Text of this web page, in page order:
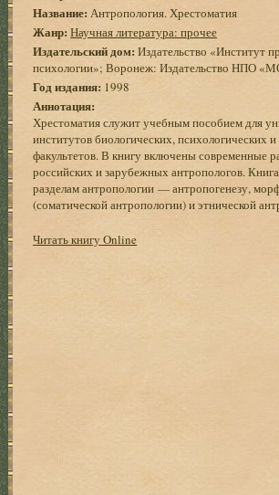
Название: Антропология. Хрестоматия
Жанр: Научная литература: прочее
Издательский дом: Издательство «Институт
психологии»; Воронеж: Издательство НПО
Год издания: 1998
Аннотация:
Хрестоматия служит учебным пособием для
институтов биологических, психологических
факультетов. В книгу включены современные
российских и зарубежных антропологов.
разделам антропологии — антропогенезу,
(соматической антропологии) и этнической
Читать книгу Online